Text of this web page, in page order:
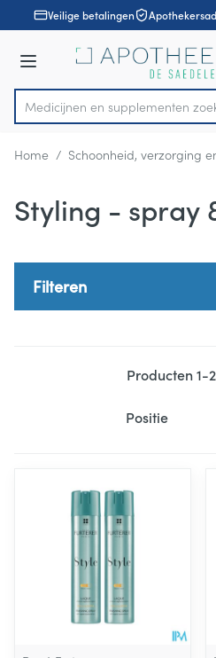
Ga naar de inhoud
1 van 1Veilige betalingen
Menu
Product, merk, categorie...
Medicijnen en supplementen zoe
Home / Schoonheid, verzorging
Styling - spray
Filteren
Producten1-
Sorteer op: